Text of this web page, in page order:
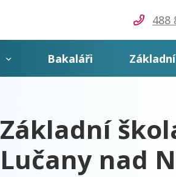
488
Bakaláři
Základní
Lučany nad